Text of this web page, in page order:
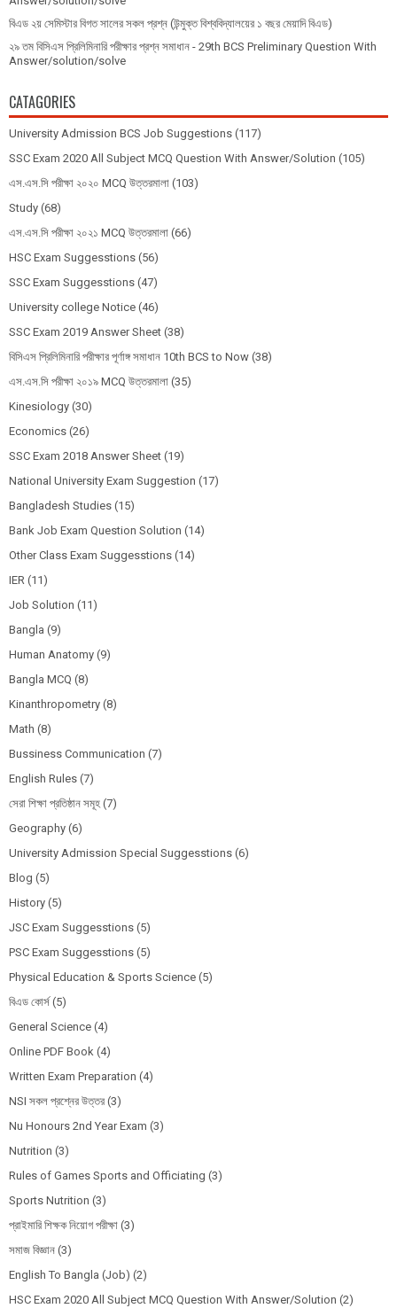
বিএড ২য় সেমিস্টার বিগত সালের সকল প্রশ্ন (উন্মুক্ত বিশ্ববিদ্যালয়ের ১ বছর মেয়াদি বিএড)
২৯ তম বিসিএস প্রিলিমিনারি পরীক্ষার প্রশ্ন সমাধান - 29th BCS Preliminary Question With
Answer/solution/solve
CATAGORIES
University Admission BCS Job Suggestions (117)
SSC Exam 2020 All Subject MCQ Question With Answer/Solution (105)
এস.এস.সি পরীক্ষা ২০২০ MCQ উত্তরমালা (103)
Study (68)
এস.এস.সি পরীক্ষা ২০২১ MCQ উত্তরমালা (66)
HSC Exam Suggesstions (56)
SSC Exam Suggesstions (47)
University college Notice (46)
SSC Exam 2019 Answer Sheet (38)
বিসিএস প্রিলিমিনারি পরীক্ষার পূর্ণাঙ্গ সমাধান 10th BCS to Now (38)
এস.এস.সি পরীক্ষা ২০১৯ MCQ উত্তরমালা (35)
Kinesiology (30)
Economics (26)
SSC Exam 2018 Answer Sheet (19)
National University Exam Suggestion (17)
Bangladesh Studies (15)
Bank Job Exam Question Solution (14)
Other Class Exam Suggesstions (14)
IER (11)
Job Solution (11)
Bangla (9)
Human Anatomy (9)
Bangla MCQ (8)
Kinanthropometry (8)
Math (8)
Bussiness Communication (7)
English Rules (7)
সেরা শিক্ষা প্রতিষ্ঠান সমূহ (7)
Geography (6)
University Admission Special Suggesstions (6)
Blog (5)
History (5)
JSC Exam Suggesstions (5)
PSC Exam Suggesstions (5)
Physical Education & Sports Science (5)
বিএড কোর্স (5)
General Science (4)
Online PDF Book (4)
Written Exam Preparation (4)
NSI সকল প্রশ্নের উত্তর (3)
Nu Honours 2nd Year Exam (3)
Nutrition (3)
Rules of Games Sports and Officiating (3)
Sports Nutrition (3)
প্রাইমারি শিক্ষক নিয়োগ পরীক্ষা (3)
সমাজ বিজ্ঞান (3)
English To Bangla (Job) (2)
HSC Exam 2020 All Subject MCQ Question With Answer/Solution (2)